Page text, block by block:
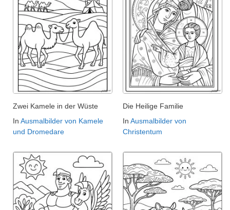
Zwei Kamele in der Wüste
In Ausmalbilder von Kamele
und Dromedare
Die Heilige Familie
In Ausmalbilder von
Christentum